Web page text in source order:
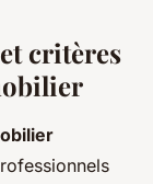
critères